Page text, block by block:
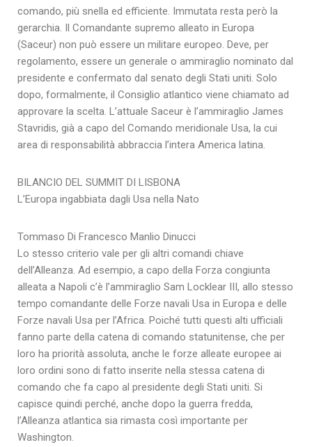
comando, più snella ed efficiente. Immutata resta però la
gerarchia. Il Comandante supremo alleato in Europa
(Saceur) non può essere un militare europeo. Deve, per
regolamento, essere un generale o ammiraglio nominato dal
presidente e confermato dal senato degli Stati uniti. Solo
dopo, formalmente, il Consiglio atlantico viene chiamato ad
approvare la scelta. L’attuale Saceur è l’ammiraglio James
Stavridis, già a capo del Comando meridionale Usa, la cui
area di responsabilità abbraccia l’intera America latina.
BILANCIO DEL SUMMIT DI LISBONA
L’Europa ingabbiata dagli Usa nella Nato
Tommaso Di Francesco Manlio Dinucci
Lo stesso criterio vale per gli altri comandi chiave
dell’Alleanza. Ad esempio, a capo della Forza congiunta
alleata a Napoli c’è l’ammiraglio Sam Locklear III, allo stesso
tempo comandante delle Forze navali Usa in Europa e delle
Forze navali Usa per l’Africa. Poiché tutti questi alti ufficiali
fanno parte della catena di comando statunitense, che per
loro ha priorità assoluta, anche le forze alleate europee ai
loro ordini sono di fatto inserite nella stessa catena di
comando che fa capo al presidente degli Stati uniti. Si
capisce quindi perché, anche dopo la guerra fredda,
l’Alleanza atlantica sia rimasta così importante per
Washington.